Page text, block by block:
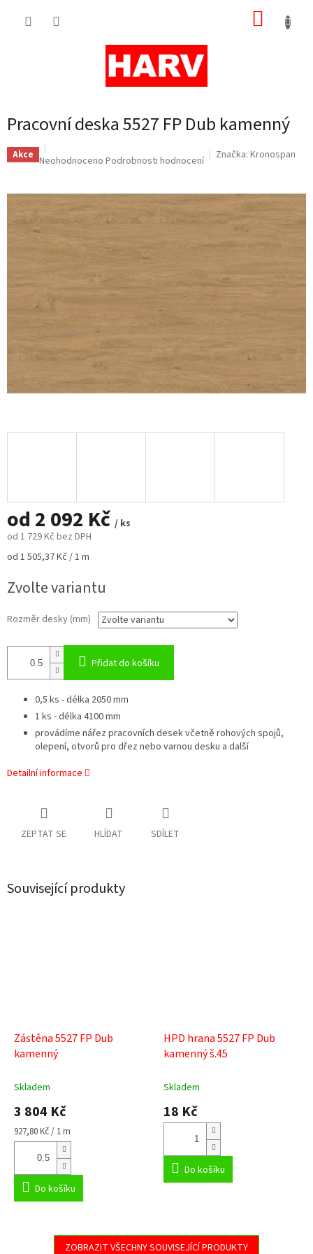
Pracovní deska 5527 FP Dub kamenný
Akce Průměrné
0,0
hvězdiček.
Neohodnoceno Podrobnosti hodnocení Značka: Kronospan
od 2 092 Kč / ks
od 1 729 Kč bez DPH
Měrná
od 1 505,37 Kč / 1 m
Zvolte variantu
Rozměr desky (mm)
Přidat do košíku
0,5 ks - délka 2050 mm
1 ks - délka 4100 mm
provádíme nářez pracovních desek včetně rohových spojů,
olepení, otvorů pro dřez nebo varnou desku a další
Detailní informace
ZEPTAT SE HLÍDAT SDÍLET
Související produkty
Zástěna 5527 FP Dub
kamenný
Skladem
3 804 Kč
Měrná
cena:
927,80 Kč / 1 m
Do košíku
HPD hrana 5527 FP Dub
kamenný š.45
Skladem
18 Kč
Do košíku
ZOBRAZIT VŠECHNY SOUVISEJÍCÍ PRODUKTY